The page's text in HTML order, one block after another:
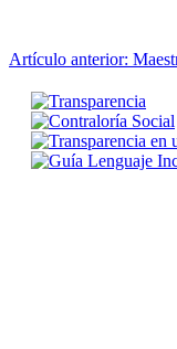
Artículo anterior: